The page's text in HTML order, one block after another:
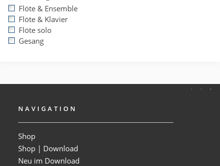
Flöte & Ensemble
Flöte & Klavier
Flöte solo
Gesang
NAVIGATION
Shop
Shop | Download
Neu im Download